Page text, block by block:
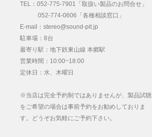
TEL：052-775-7901「取扱い製品のお問合せ」
052-774-0606「各種相談窓口」
E-mail：stereo@sound-pit.jp
駐車場：8台
最寄り駅：地下鉄東山線 本郷駅
営業時間：10:00~18:00
定休日：水、木曜日
※当店は完全予約制ではありませんが、製品試聴
をご希望の場合は事前予約をお勧めしておりま
す。どうぞお気軽にご予約下さい。